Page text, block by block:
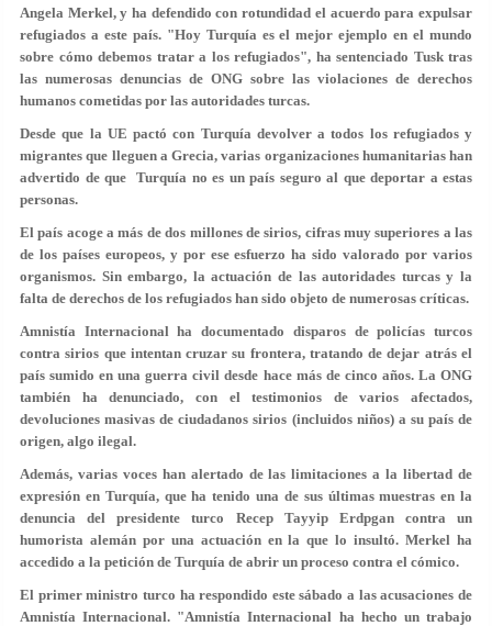
Angela Merkel, y ha defendido con rotundidad el acuerdo para expulsar
refugiados a este país. "Hoy Turquía es el mejor ejemplo en el mundo
sobre cómo debemos tratar a los refugiados", ha sentenciado Tusk tras
las numerosas denuncias de ONG sobre las violaciones de derechos
humanos cometidas por las autoridades turcas.
Desde que la UE pactó con Turquía devolver a todos los refugiados y
migrantes que lleguen a Grecia, varias organizaciones humanitarias han
advertido de que Turquía no es un país seguro al que deportar a estas
personas.
El país acoge a más de dos millones de sirios, cifras muy superiores a las
de los países europeos, y por ese esfuerzo ha sido valorado por varios
organismos. Sin embargo, la actuación de las autoridades turcas y la
falta de derechos de los refugiados han sido objeto de numerosas críticas.
Amnistía Internacional ha documentado disparos de policías turcos
contra sirios que intentan cruzar su frontera, tratando de dejar atrás el
país sumido en una guerra civil desde hace más de cinco años. La ONG
también ha denunciado, con el testimonios de varios afectados,
devoluciones masivas de ciudadanos sirios (incluidos niños) a su país de
origen, algo ilegal.
Además, varias voces han alertado de las limitaciones a la libertad de
expresión en Turquía, que ha tenido una de sus últimas muestras en la
denuncia del presidente turco Recep Tayyip Erdpgan contra un
humorista alemán por una actuación en la que lo insultó. Merkel ha
accedido a la petición de Turquía de abrir un proceso contra el cómico.
El primer ministro turco ha respondido este sábado a las acusaciones de
Amnistía Internacional. "Amnistía Internacional ha hecho un trabajo